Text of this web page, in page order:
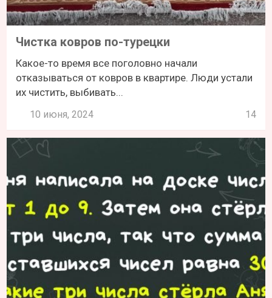
Чистка ковров по-турецки
Какое-то время все поголовно начали
отказываться от ковров в квартире. Люди устали
их чистить, выбивать...
10 июня, 2024 14